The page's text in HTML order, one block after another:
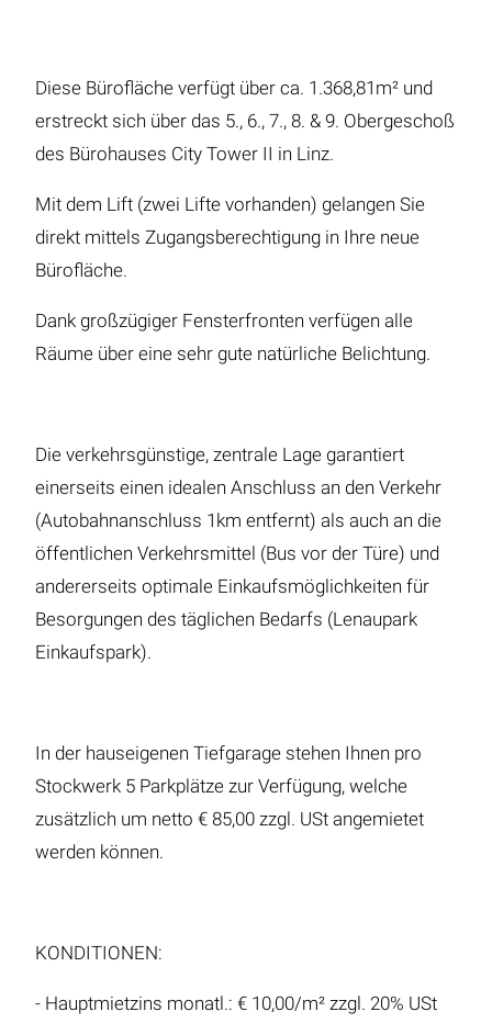
Diese Bürofläche verfügt über ca. 1.368,81m² und
erstreckt sich über das 5., 6., 7., 8. & 9. Obergeschoß
des Bürohauses City Tower II in Linz.
Mit dem Lift (zwei Lifte vorhanden) gelangen Sie
direkt mittels Zugangsberechtigung in Ihre neue
Bürofläche.
Dank großzügiger Fensterfronten verfügen alle
Räume über eine sehr gute natürliche Belichtung.
Die verkehrsgünstige, zentrale Lage garantiert
einerseits einen idealen Anschluss an den Verkehr
(Autobahnanschluss 1km entfernt) als auch an die
öffentlichen Verkehrsmittel (Bus vor der Türe) und
andererseits optimale Einkaufsmöglichkeiten für
Besorgungen des täglichen Bedarfs (Lenaupark
Einkaufspark).
In der hauseigenen Tiefgarage stehen Ihnen pro
Stockwerk 5 Parkplätze zur Verfügung, welche
zusätzlich um netto € 85,00 zzgl. USt angemietet
werden können.
KONDITIONEN:
- Hauptmietzins monatl.: € 10,00/m² zzgl. 20% USt